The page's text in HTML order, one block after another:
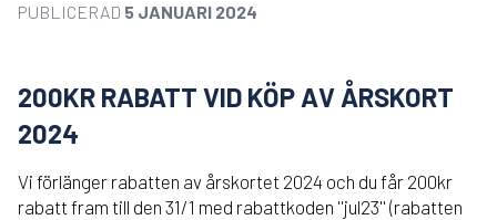
PUBLICERAD 5 JANUARI 2024
200KR RABATT VID KÖP AV ÅRSKORT
2024
Vi förlänger rabatten av årskortet 2024 och du får 200kr
rabatt fram till den 31/1 med rabattkoden ''jul23'' (rabatten